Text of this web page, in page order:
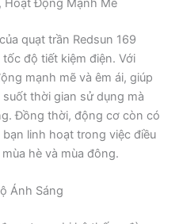
Hoạt Động Mạnh Mẽ
quạt trần Redsun 169
độ tiết kiệm điện. Với
mạnh mẽ và êm ái, giúp
thời gian sử dụng mà
Đồng thời, động cơ còn có
linh hoạt trong việc điều
hè và mùa đông.
Ánh Sáng